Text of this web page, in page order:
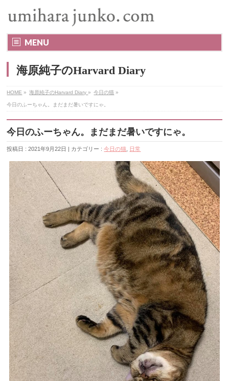
MENU
海原純子のHarvard Diary
HOME » 海原純子のHarvard Diary» 今日の猫 »
今日のふーちゃん。まだまだ暑いですにゃ。
今日のふーちゃん。まだまだ暑いですにゃ。
投稿日 : 2021年9月22日 | カテゴリー :今日の猫 日常